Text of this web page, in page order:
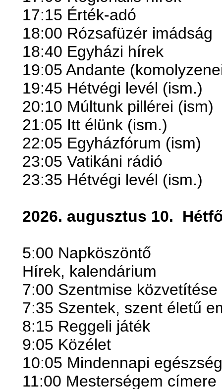
17:15 Érték-adó
18:00 Rózsafüzér imádság
18:40 Egyházi hírek
19:05 Andante
19:45 Hétvégi levél (ism.)
20:10 Múltunk pillérei (ism)
21:05 Itt élünk (ism.)
22:05 Egyházfórum (ism)
23:05 Vatikáni rádió
23:35 Hétvégi levél (ism.)
2026. augusztus 10.
5:00 Napköszöntő
Hírek, kalendárium
7:00 Szentmise közvetítése
7:35 Szentek, szent életű
8:15 Reggeli játék
9:05 Közélet
10:05 Mindennapi
11:00 Mesterségem címere